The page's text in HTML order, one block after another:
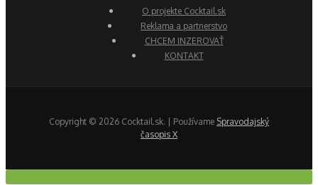
O projekte Cocktail.sk
Reklama a partnerstvo
CHCEM INZEROVAŤ
KONTAKT
Copyright © 2026 Cocktail.sk. | Používame Spravodajský
časopis X